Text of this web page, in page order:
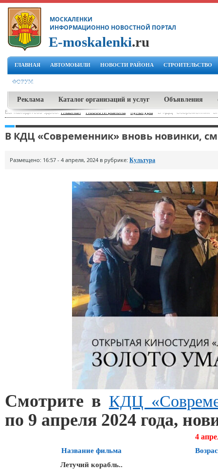
МОСКАЛЕНКИ
ИНФОРМАЦИОННО НОВОСТНОЙ ПОРТАЛ
E-moskalenki.ru
ГЛАВНАЯ АВТОМОБИЛИ НОВОСТИ РАЙОНА СТРОИТЕЛЬСТВО
ФОРУМ
Реклама Каталог организаций и услуг Объявления
Вы находитесь здесь:Главная-Новости района Культура В КДЦ "Современник"
В КДЦ «Современник» вновь новинки,
Размещено: 16:57 - 4 апреля, 2024 в рубрике: Культура
Смотрите в КДЦ
по 9 апреля 2024 года,
4
Название фильма
Летучий корабль..